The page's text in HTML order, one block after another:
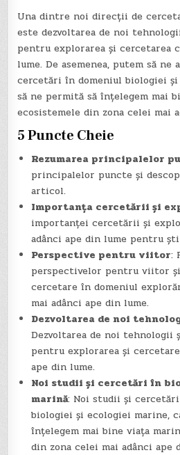
Una dintre noi direcții de
este dezvoltarea de noi
pentru explorarea și cercetarea
lume. De asemenea, putem să
cercetări în domeniul biologiei
să ne permită să înțelegem mai
ecosistemele din zona celei mai
5 Puncte Cheie
Rezumarea principalelor
principalelor puncte și
articol.
Importanța cercetării și
importanței cercetării și
adânci ape din lume pentru
Perspective pentru viitor:
perspectivelor pentru viitor
cercetare în domeniul
mai adânci ape din lume.
Dezvoltarea de noi
Dezvoltarea de noi tehnologii
pentru explorarea și
ape din lume.
Noi studii și cercetări în
marină: Noi studii și
biologiei și ecologiei marine,
înțelegem mai bine viața
din zona celei mai adânci ape